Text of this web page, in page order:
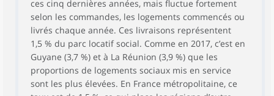
ces cinq dernières années, mais fluctue fortement
selon les commandes, les logements commencés ou
livrés chaque année. Ces livraisons représentent
1,5 % du parc locatif social. Comme en 2017, c’est en
Guyane (3,7 %) et à La Réunion (3,9 %) que les
proportions de logements sociaux mis en service
sont les plus élevées. En France métropolitaine, ce